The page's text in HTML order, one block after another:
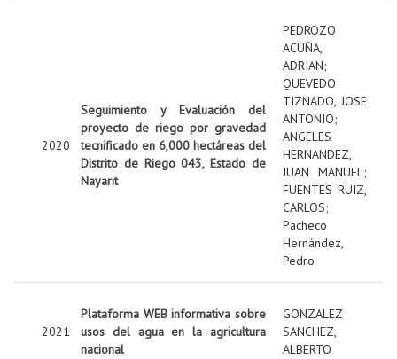
2020
Seguimiento y Evaluación del
proyecto de riego por gravedad
tecnificado en 6,000 hectáreas del
Distrito de Riego 043, Estado de
Nayarit
PEDROZO
ACUÑA,
ADRIAN;
QUEVEDO
TIZNADO, JOSE
ANTONIO;
ANGELES
HERNANDEZ,
JUAN MANUEL;
FUENTES RUIZ,
CARLOS;
Pacheco
Hernández,
Pedro
2021
Plataforma WEB informativa sobre
usos del agua en la agricultura
nacional
GONZALEZ
SANCHEZ,
ALBERTO